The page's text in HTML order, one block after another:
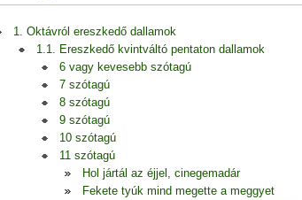
1. Oktávról ereszkedő dallamok
1.1. Ereszkedő kvintváltó pentaton dallamok
6 vagy kevesebb szótagú
7 szótagú
8 szótagú
9 szótagú
10 szótagú
11 szótagú
Hol jártál az éjjel, cinegemadár
Fekete tyúk mind megette a meggyet